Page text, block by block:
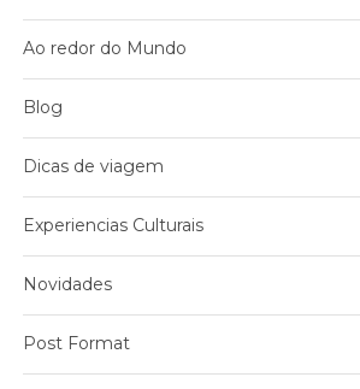
Ao redor do Mundo
Blog
Dicas de viagem
Experiencias Culturais
Novidades
Post Format